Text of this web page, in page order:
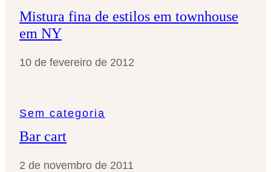
Mistura fina de estilos em townhouse
em NY
10 de fevereiro de 2012
Sem categoria
Bar cart
2 de novembro de 2011